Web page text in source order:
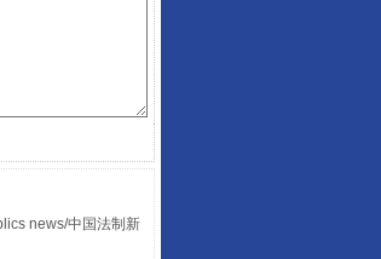
我”
news/中国法制新